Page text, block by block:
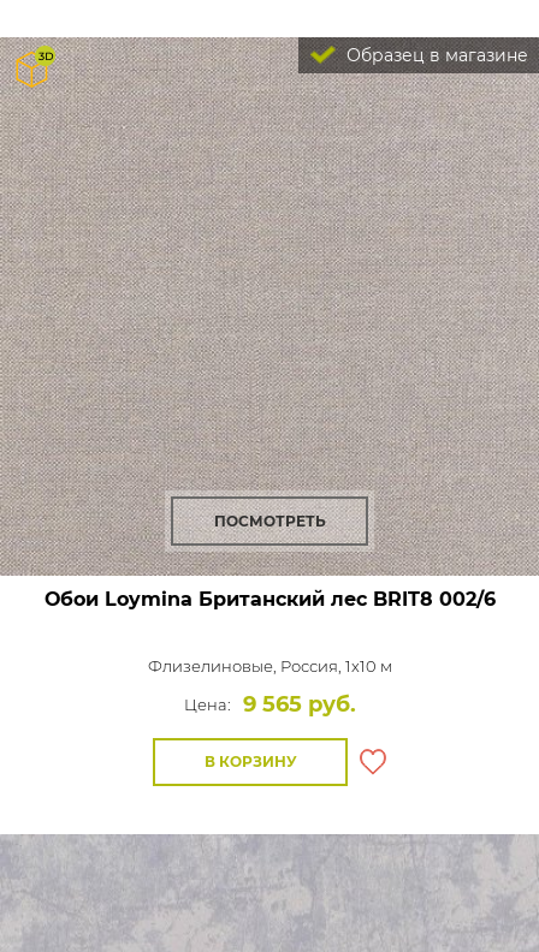
Образец в магазине
ПОСМОТРЕТЬ
Обои Loymina Британский лесBRIT8 002/6
Флизелиновые, Россия, 1x10 м
Цена:
9 565 руб.
В КОРЗИНУ